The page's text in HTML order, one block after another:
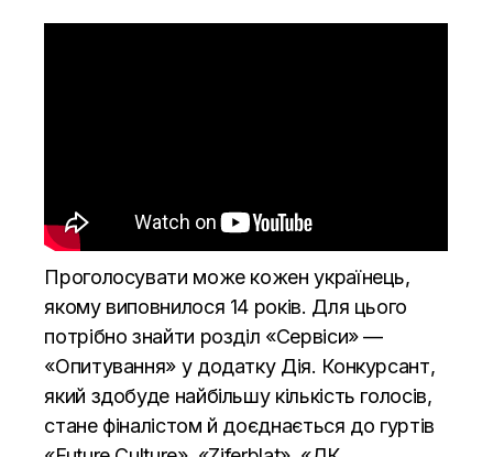
Проголосувати може кожен українець,
якому виповнилося 14 років. Для цього
потрібно знайти розділ «Сервіси» —
«Опитування» у додатку Дія. Конкурсант,
який здобуде найбільшу кількість голосів,
стане фіналістом й доєднається до гуртів